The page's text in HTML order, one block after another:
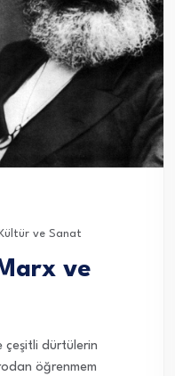
Kültür ve Sanat
ve
çeşitli dürtülerin
öğrenmem